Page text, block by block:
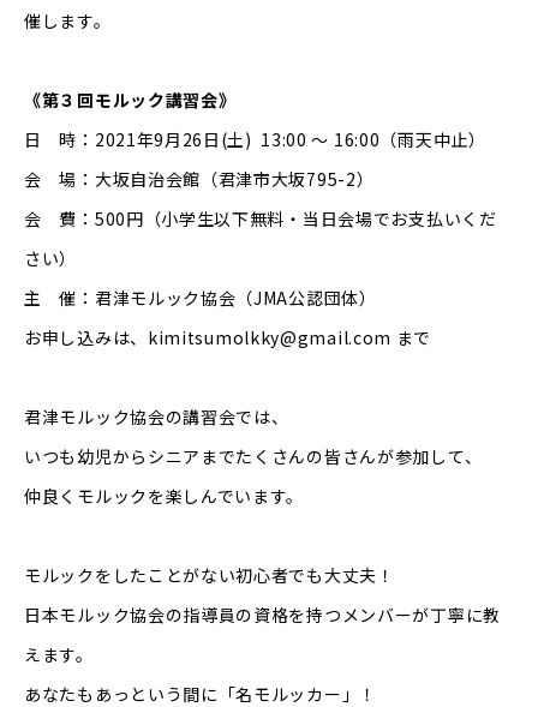
催します。
《第３回モルック講習会》
日 時：2021年9月26日(土) 13:00 〜 16:00（雨天中止）
会 場：大坂自治会館（君津市大坂795-2）
会 費：500円（小学生以下無料・当日会場でお支払いくだ
さい）
主 催：君津モルック協会（JMA公認団体）
お申し込みは、 kimitsumolkky@gmail.com まで
君津モルック協会の講習会では、
いつも幼児からシニアまでたくさんの皆さんが参加して、
仲良くモルックを楽しんでいます。
モルックをしたことがない初心者でも大丈夫！
日本モルック協会の指導員の資格を持つメンバーが丁寧に教
えます。
あなたもあっという間に「名モルッカー」！